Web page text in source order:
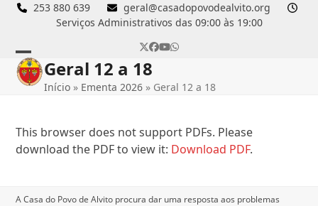
Skip
253 880 639
geral@casadopovodealvito.org
Serviços Administrativos das 09:00 às 19:00
Twitter
Facebook
YouTube
Whatsapp
Open
mobile
Close
mobile
Geral 12 a 18
Início » Ementa 2026 » Geral 12 a 18
This browser does not support PDFs. Please
download the PDF to view it: Download PDF.
A Casa do Povo de Alvito procura dar uma resposta aos problemas